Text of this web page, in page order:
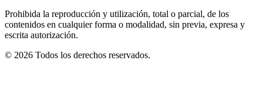
Prohibida la reproducción y utilización, total o parcial, de los
contenidos en cualquier forma o modalidad, sin previa, expresa y
escrita autorización.
© 2026 Todos los derechos reservados.